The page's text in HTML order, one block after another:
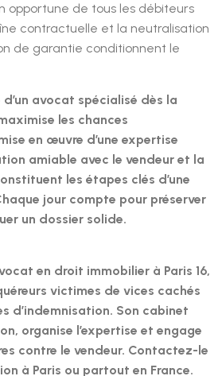
opportune de tous les débiteurs
contractuelle et la neutralisation
de garantie conditionnent le
avocat spécialisé dès la
les chances
en œuvre d’une expertise
amiable avec le vendeur et la
les étapes clés d’une
jour compte pour préserver
un dossier solide.
en droit immobilier à Paris 16,
victimes de vices cachés
d’indemnisation. Son cabinet
organise l’expertise et engage
contre le vendeur. Contactez-le
à Paris ou partout en France.